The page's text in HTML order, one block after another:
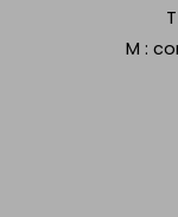
M :